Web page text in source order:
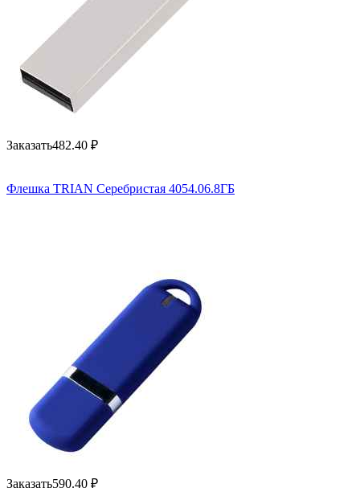
Заказать482.40 ₽
Флешка TRIAN Серебристая 4054.06.8ГБ
Заказать590.40 ₽